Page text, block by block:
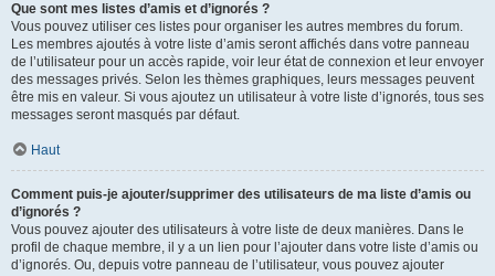
Que sont mes listes d’amis et d’ignorés ?
Vous pouvez utiliser ces listes pour organiser les autres membres du forum.
Les membres ajoutés à votre liste d’amis seront affichés dans votre panneau
de l’utilisateur pour un accès rapide, voir leur état de connexion et leur envoyer
des messages privés. Selon les thèmes graphiques, leurs messages peuvent
être mis en valeur. Si vous ajoutez un utilisateur à votre liste d’ignorés, tous ses
messages seront masqués par défaut.
Haut
Comment puis-je ajouter/supprimer des utilisateurs de ma liste d’amis ou
d’ignorés ?
Vous pouvez ajouter des utilisateurs à votre liste de deux manières. Dans le
profil de chaque membre, il y a un lien pour l’ajouter dans votre liste d’amis ou
d’ignorés. Ou, depuis votre panneau de l’utilisateur, vous pouvez ajouter